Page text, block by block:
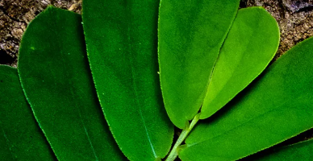
Zobacz wszystkich sprzedawców
Produkty
Inspiracje